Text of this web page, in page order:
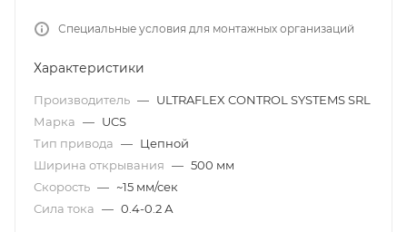
Специальные условия для монтажных организаций
Характеристики
Производитель — ULTRAFLEX CONTROL SYSTEMS SRL
Марка — UCS
Тип привода — Цепной
Ширина открывания — 500 мм
Скорость — ~15 мм/сек
Сила тока — 0.4-0.2 А